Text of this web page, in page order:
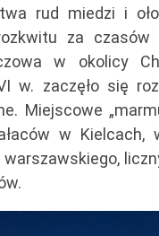
rud miedzi i
za czasów
w okolicy
w. zaczęło się
Miejscowe
w Kielcach,